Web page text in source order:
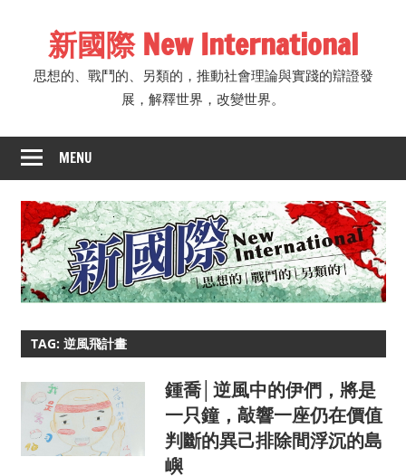
新國際 New International
思想的、戰鬥的、另類的，推動社會理論與實踐的辯證發
展，解釋世界，改變世界。
MENU
TAG: 逆風飛計畫
鍾喬│逆風中的伊們，將是
一只鐘，敲響一座仍在價值
判斷的異己排除間浮沉的島
嶼